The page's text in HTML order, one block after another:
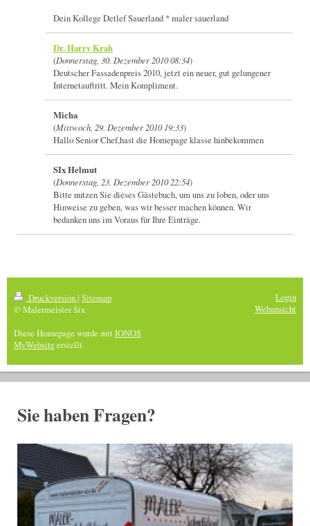
Dein Kollege Detlef Sauerland * maler sauerland
Dr. Harry Krah
(Donnerstag, 30. Dezember 2010 08:34)
Deutscher Fassadenpreis 2010, jetzt ein neuer, gut gelungener
Internetauftritt. Mein Kompliment.
Micha
(Mittwoch, 29. Dezember 2010 19:33)
Hallo Senior Chef,hast die Homepage klasse hinbekommen
SIx Helmut
(Donnerstag, 23. Dezember 2010 22:54)
Bitte nutzen Sie dieses Gästebuch, um uns zu loben, oder uns
Hinweise zu geben, was wir besser machen können. Wir
bedanken uns im Voraus für Ihre Einträge.
Druckversion| Sitemap
© Malermeister Six
Diese Homepage wurde mitIONOS
MyWebsite erstellt.
Login
Webansicht
Sie haben Fragen?